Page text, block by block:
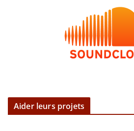
Aider leurs projets